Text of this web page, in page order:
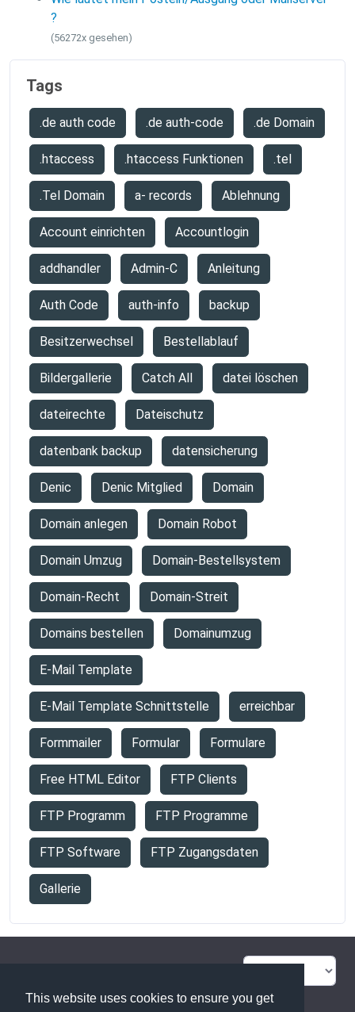
This website uses cookies to ensure you get
?
(56272x gesehen)
Tags
.de auth code .de auth-code .de Domain
.htaccess .htaccess Funktionen .tel
.Tel Domain a- records Ablehnung
Account einrichten Accountlogin
addhandler Admin-C Anleitung
Auth Code auth-info backup
Besitzerwechsel Bestellablauf
Bildergallerie Catch All datei löschen
dateirechte Dateischutz
datenbank backup datensicherung
Denic Denic Mitglied Domain
Domain anlegen Domain Robot
Domain Umzug Domain-Bestellsystem
Domain-Recht Domain-Streit
Domains bestellen Domainumzug
E-Mail Template
E-Mail Template Schnittstelle erreichbar
Formmailer Formular Formulare
Free HTML Editor FTP Clients
FTP Programm FTP Programme
FTP Software FTP Zugangsdaten
Gallerie